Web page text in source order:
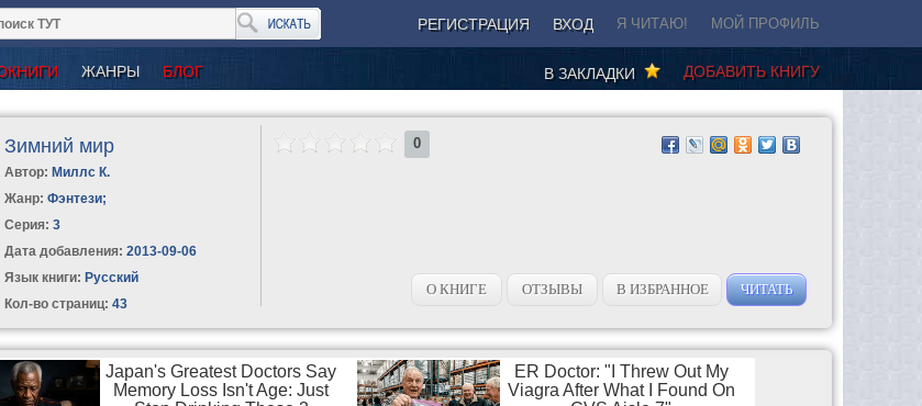
РЕГИСТРАЦИЯ ВХОД Я ЧИТАЮ! МОЙ ПРОФИЛЬ
ЖАНРЫ БЛОГ ДОБАВИТЬ КНИГУ
В ЗАКЛАДКИ
Зимний мир
Автор: Миллс К.
Жанр: Фэнтези;
Серия:3
Дата добавления: 2013-09-06
Язык книги: Русский
Кол-во страниц: 43
0
О КНИГЕ ОТЗЫВЫ В ИЗБРАННОЕ ЧИТАТЬ